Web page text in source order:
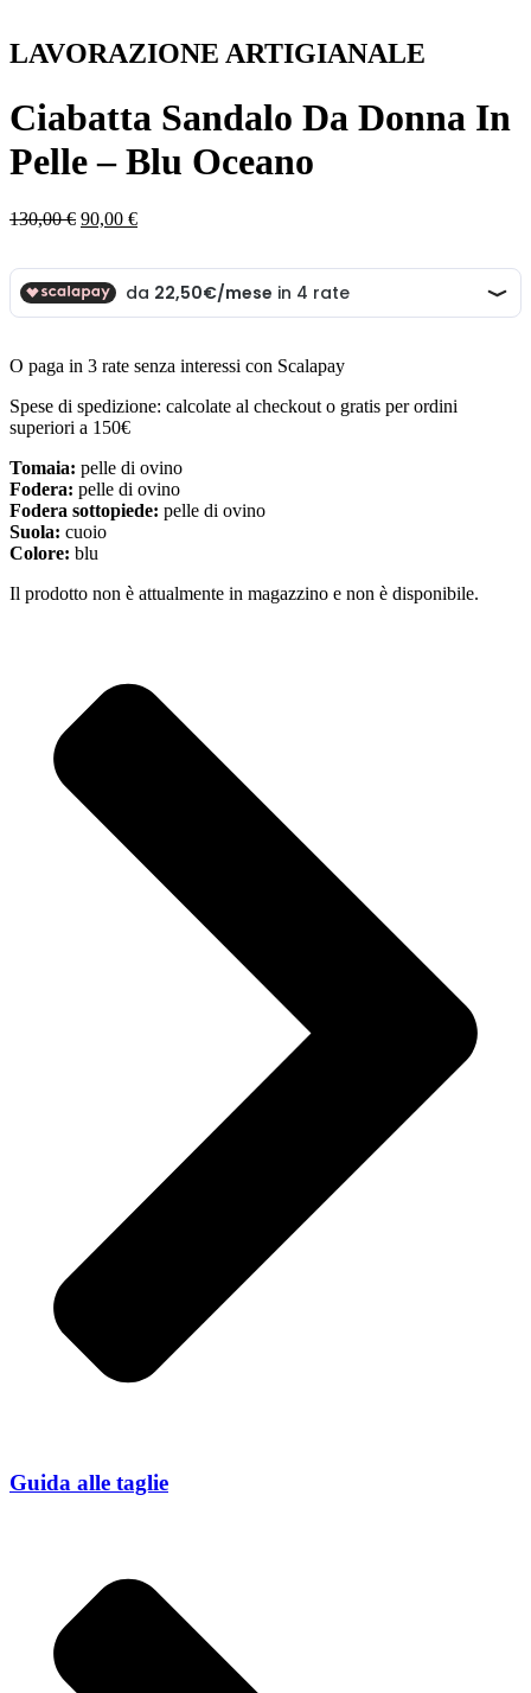
LAVORAZIONE ARTIGIANALE
Ciabatta Sandalo Da Donna In
Pelle – Blu Oceano
130,00€ Il
era:
130,00 €.
90,00 €Il
90,00 €.
O paga in 3 rate senza interessi con Scalapay
Spese di spedizione: calcolate al checkout o gratis per ordini
superiori a 150€
Tomaia: pelle di ovino
Fodera: pelle di ovino
Fodera sottopiede: pelle di ovino
Suola: cuoio
Colore: blu
Il prodotto non è attualmente in magazzino e non è disponibile.
Guida alle taglie